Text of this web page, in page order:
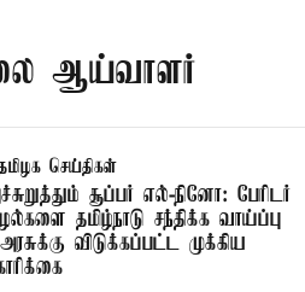
ஆய்வாளர்
செய்திகள்
சூப்பர் எல்-நினோ: பேரிடர்
தமிழ்நாடு சந்திக்க வாய்ப்பு
விடுக்கப்பட்ட முக்கிய